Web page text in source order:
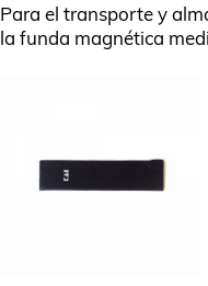
Para el transporte y
la funda magnética